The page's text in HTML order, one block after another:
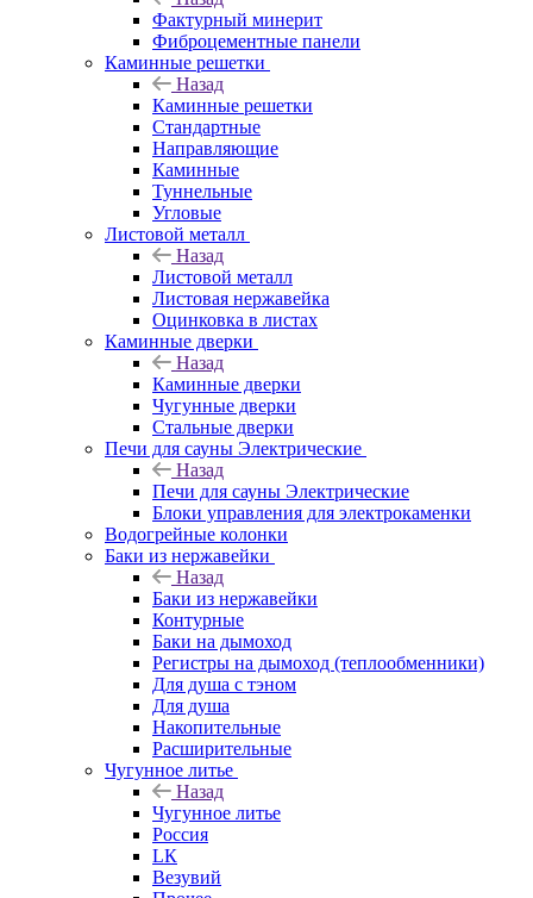
Фактурный минерит
Фиброцементные панели
Каминные решетки
Назад
Каминные решетки
Стандартные
Направляющие
Каминные
Туннельные
Угловые
Листовой металл
Назад
Листовой металл
Листовая нержавейка
Оцинковка в листах
Каминные дверки
Назад
Каминные дверки
Чугунные дверки
Стальные дверки
Печи для сауны Электрические
Назад
Печи для сауны Электрические
Блоки управления для электрокаменки
Водогрейные колонки
Баки из нержавейки
Назад
Баки из нержавейки
Контурные
Баки на дымоход
Регистры на дымоход (теплообменники)
Для душа с тэном
Для душа
Накопительные
Расширительные
Чугунное литье
Назад
Чугунное литье
Россия
LК
Везувий